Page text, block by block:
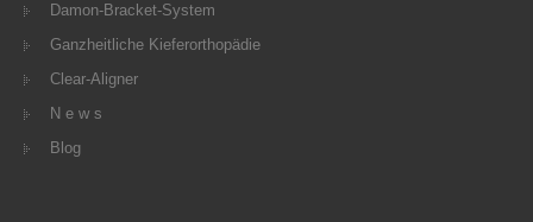
Damon-Bracket-System
Ganzheitliche Kieferorthopädie
Clear-Aligner
N e w s
Blog